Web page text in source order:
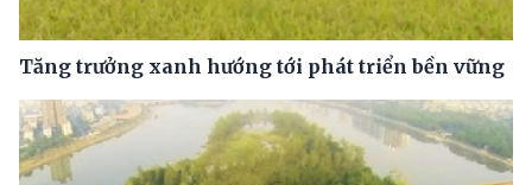
Tăng trưởng xanh hướng tới phát triển bền vững